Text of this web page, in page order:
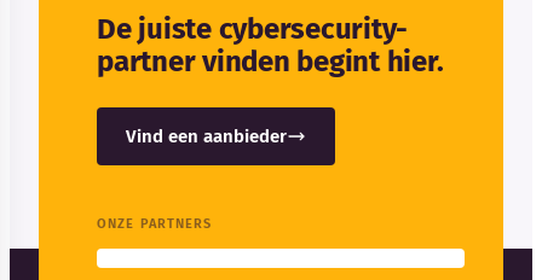
De juiste cybersecurity-
partner vinden begint hier.
Vind een aanbieder
ONZE PARTNERS